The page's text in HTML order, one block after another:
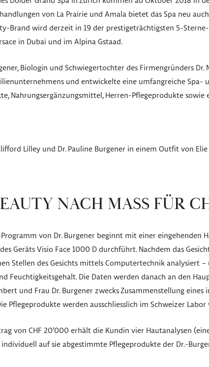
von La Prairie und Amala bietet das Spa neu
Brand wird derzeit in 19 der prestigeträchtigsten 5-
in Dubai und im Alpina Gstaad.
Biologin und Schwiegertochter des Firmengründers
und entwickelte eine umfangreiche Spa-
Nahrungsergänzungsmittel, Herren-Pflegeprodukte sowie
Lilley und Dr. Pauline Burgener in einem Outfit von Elie
NACH MASS FÜR
von Dr. Burgener beginnt mit einer eingehenden
Geräts Visio Face 1000 D durchführt. Nachdem das
Stellen des Gesichts mittels Computertechnik analysiert –
Feuchtigkeitsgehalt. Die Daten werden danach an den
und Frau Dr. Burgener zwecks Zusammenstellung
Pflegeprodukte werden ausschliesslich im Schweizer
von CHF 20’000 erhält die Kundin vier Hautanalysen
auf sie abgestimmte Pflegeprodukte der Dr.-